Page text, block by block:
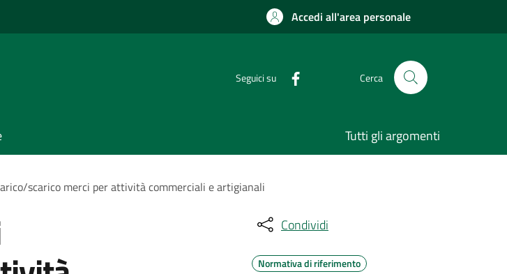
Accedi all'area personale
Seguici su Cerca
Tutti gli argomenti
scarico merci per attività commerciali e artigianali
Condividi
Normativa di riferimento